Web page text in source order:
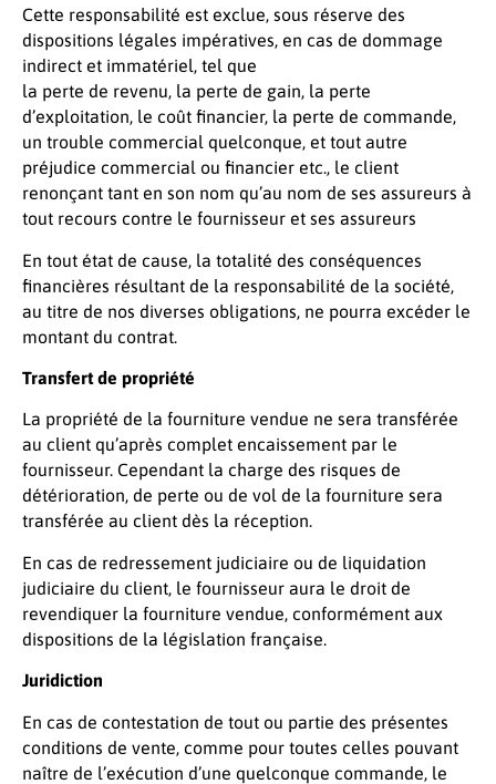
Cette responsabilité est exclue, sous réserve des
dispositions légales impératives, en cas de dommage
indirect et immatériel, tel que
la perte de revenu, la perte de gain, la perte
d’exploitation, le coût financier, la perte de commande,
un trouble commercial quelconque, et tout autre
préjudice commercial ou financier etc., le client
renonçant tant en son nom qu’au nom de ses assureurs à
tout recours contre le fournisseur et ses assureurs
En tout état de cause, la totalité des conséquences
financières résultant de la responsabilité de la société,
au titre de nos diverses obligations, ne pourra excéder le
montant du contrat.
Transfert de propriété
La propriété de la fourniture vendue ne sera transférée
au client qu’après complet encaissement par le
fournisseur. Cependant la charge des risques de
détérioration, de perte ou de vol de la fourniture sera
transférée au client dès la réception.
En cas de redressement judiciaire ou de liquidation
judiciaire du client, le fournisseur aura le droit de
revendiquer la fourniture vendue, conformément aux
dispositions de la législation française.
Juridiction
En cas de contestation de tout ou partie des présentes
conditions de vente, comme pour toutes celles pouvant
naître de l’exécution d’une quelconque commande, le